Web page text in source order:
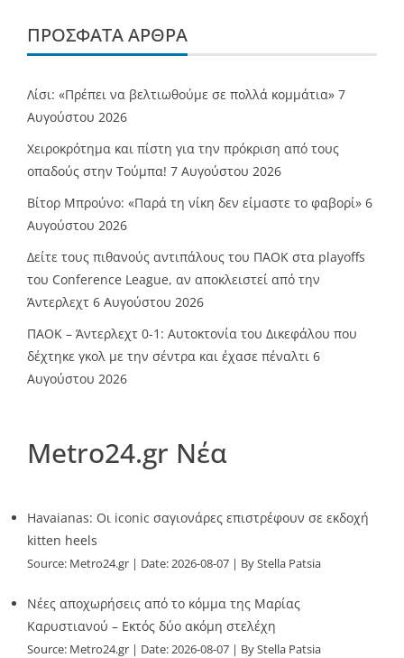
ΠΡΌΣΦΑΤΑ ΆΡΘΡΑ
Λίσι: «Πρέπει να βελτιωθούμε σε πολλά κομμάτια» 7
Αυγούστου 2026
Χειροκρότημα και πίστη για την πρόκριση από τους
οπαδούς στην Τούμπα! 7 Αυγούστου 2026
Βίτορ Μπρούνο: «Παρά τη νίκη δεν είμαστε το φαβορί» 6
Αυγούστου 2026
Δείτε τους πιθανούς αντιπάλους του ΠΑΟΚ στα playoffs
του Conference League, αν αποκλειστεί από την
Άντερλεχτ 6 Αυγούστου 2026
ΠΑΟΚ – Άντερλεχτ 0-1: Αυτοκτονία του Δικεφάλου που
δέχτηκε γκολ με την σέντρα και έχασε πέναλτι 6
Αυγούστου 2026
Metro24.gr Νέα
Havaianas: Οι iconic σαγιονάρες επιστρέφουν σε εκδοχή
kitten heels
Source: Metro24.gr Date: 2026-08-07 By Stella Patsia
Νέες αποχωρήσεις από το κόμμα της Μαρίας
Καρυστιανού – Εκτός δύο ακόμη στελέχη
Source: Metro24.gr Date: 2026-08-07 By Stella Patsia